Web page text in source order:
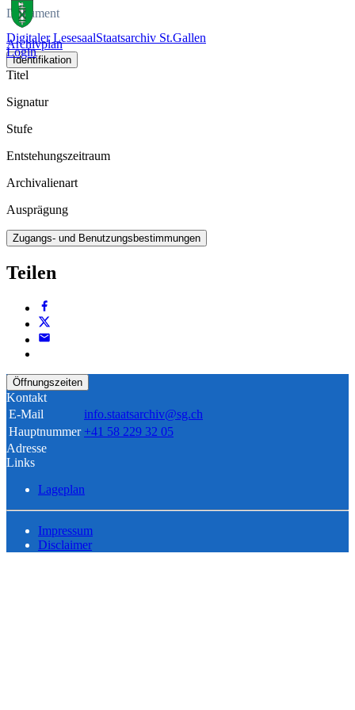
Digitaler LesesaalStaatsarchiv St.Gallen
Login
Dokument
Archivplan
Identifikation
Titel
Signatur
Stufe
Entstehungszeitraum
Archivalienart
Ausprägung
Zugangs- und Benutzungsbestimmungen
Teilen
Öffnungszeiten
Kontakt
E-Mail
info.staatsarchiv@sg.ch
Hauptnummer +41 58 229 32 05
Adresse
Links
Lageplan
Impressum
Disclaimer